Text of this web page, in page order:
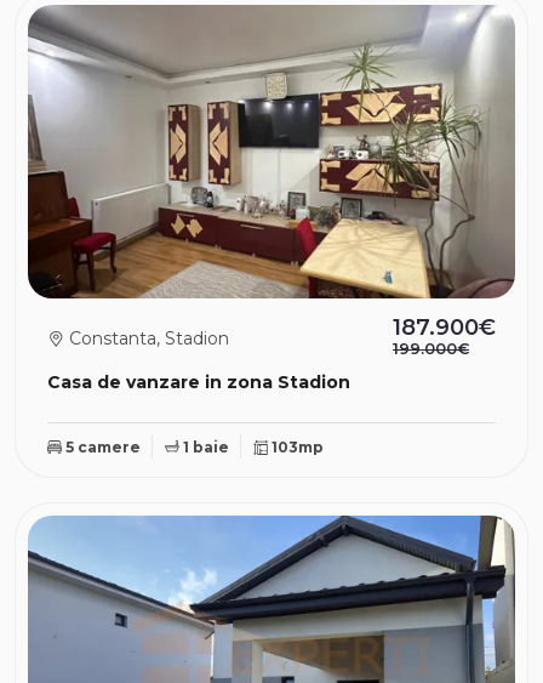
Casa de vanzare in zona Stadion
Constanta, Stadion 187.900€
199.000€
5 camere 1 baie 103mp